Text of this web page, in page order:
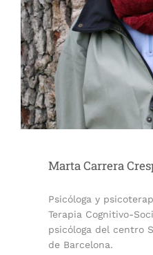
Marta Carrera
Psicóloga y
Terapia Cognitivo-
psicóloga del centro
de Barcelona.